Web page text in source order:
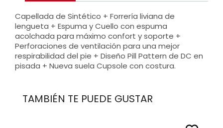
Capellada de Sintético + Forrería liviana de
lengueta + Espuma y Cuello con espuma
acolchada para máximo confort y soporte +
Perforaciones de ventilación para una mejor
respirabilidad del pie + Diseño Pill Pattern de DC en
pisada + Nueva suela Cupsole con costura.
TAMBIÉN TE PUEDE GUSTAR